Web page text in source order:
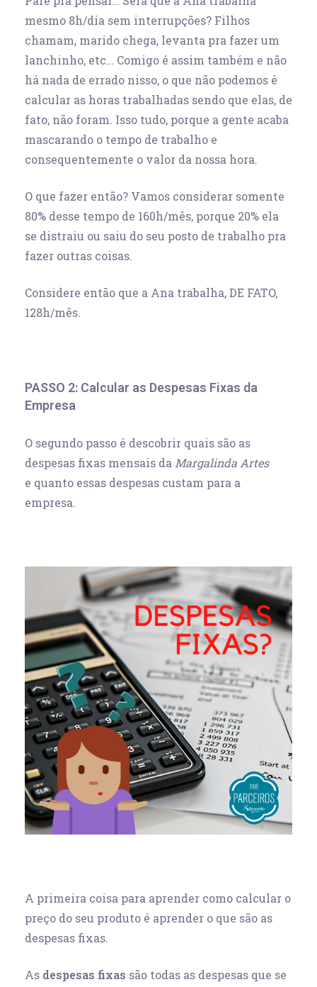
mesmo 8h/dia sem interrupções? Filhos
chamam, marido chega, levanta pra fazer um
lanchinho, etc… Comigo é assim também e não
há nada de errado nisso, o que não podemos é
calcular as horas trabalhadas sendo que elas, de
fato, não foram. Isso tudo, porque a gente acaba
mascarando o tempo de trabalho e
consequentemente o valor da nossa hora.
O que fazer então? Vamos considerar somente
80% desse tempo de 160h/mês, porque 20% ela
se distraiu ou saiu do seu posto de trabalho pra
fazer outras coisas.
Considere então que a Ana trabalha, DE FATO,
128h/mês.
PASSO 2: Calcular as Despesas Fixas da
Empresa
O segundo passo é descobrir quais são as
despesas fixas mensais da Margalinda Artes
e quanto essas despesas custam para a
empresa.
A primeira coisa para aprender como calcular o
preço do seu produto é aprender o que são as
despesas fixas.
As despesas fixas são todas as despesas que se